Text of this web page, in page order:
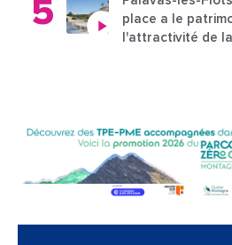
place a le
l'attractivité de